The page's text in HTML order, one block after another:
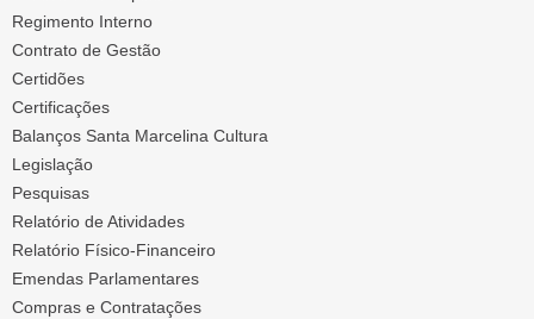
Regimento Interno
Contrato de Gestão
Certidões
Certificações
Balanços Santa Marcelina Cultura
Legislação
Pesquisas
Relatório de Atividades
Relatório Físico-Financeiro
Emendas Parlamentares
Compras e Contratações